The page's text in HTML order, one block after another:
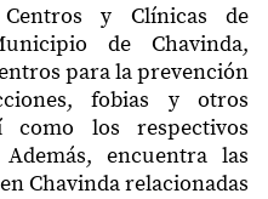
y Clínicas de
de Chavinda,
para la prevención
fobias y otros
como los respectivos
encuentra las
Chavinda relacionadas